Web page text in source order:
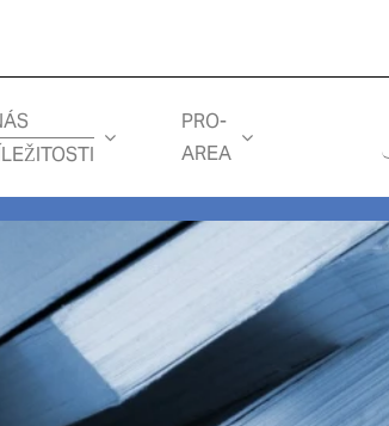
PRO-
AREA